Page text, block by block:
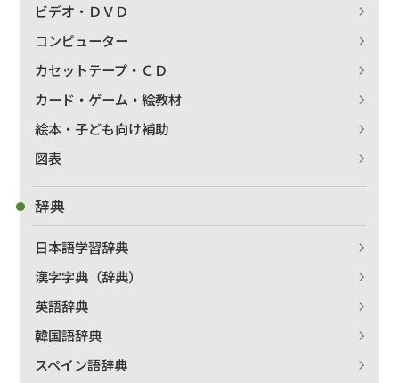
ビデオ・ＤＶＤ
コンピューター
カセットテープ・ＣＤ
カード・ゲーム・絵教材
絵本・子ども向け補助
図表
辞典
日本語学習辞典
漢字字典（辞典）
英語辞典
韓国語辞典
スペイン語辞典